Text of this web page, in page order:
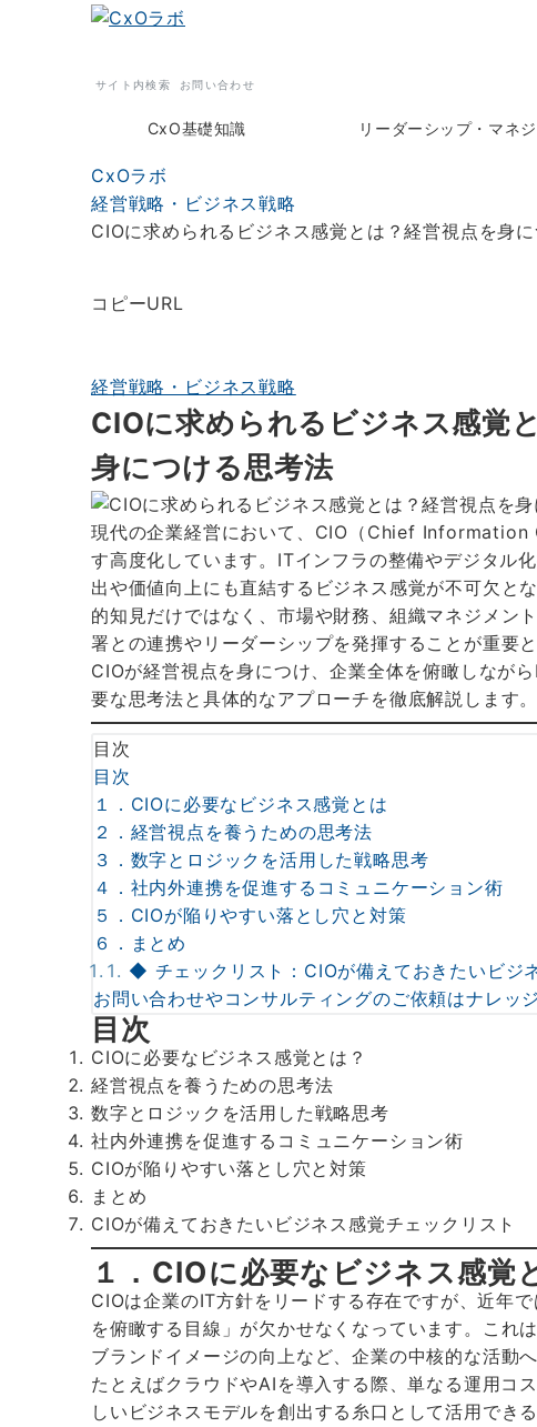
サイト内検索 お問い合わせ
CxO基礎知識 リーダーシップ・マネ
CxOラボ
経営戦略・ビジネス戦略
CIOに求められるビジネス感覚とは？経営視点を身
コピーURL
経営戦略・ビジネス戦略
CIOに求められるビジネス感覚
身につける思考法
現代の企業経営において、CIO（Chief Information
す高度化しています。ITインフラの整備やデジタル
出や価値向上にも直結するビジネス感覚が不可欠と
的知見だけではなく、市場や財務、組織マネジメン
署との連携やリーダーシップを発揮することが重要
CIOが経営視点を身につけ、企業全体を俯瞰しなが
要な思考法と具体的なアプローチを徹底解説します。
目次
目次
１．CIOに必要なビジネス感覚とは
２．経営視点を養うための思考法
３．数字とロジックを活用した戦略思考
４．社内外連携を促進するコミュニケーション術
５．CIOが陥りやすい落とし穴と対策
６．まとめ
◆ チェックリスト：CIOが備えておきたいビジ
お問い合わせやコンサルティングのご依頼はナレッ
目次
CIOに必要なビジネス感覚とは？
経営視点を養うための思考法
数字とロジックを活用した戦略思考
社内外連携を促進するコミュニケーション術
CIOが陥りやすい落とし穴と対策
まとめ
CIOが備えておきたいビジネス感覚チェックリスト
１．CIOに必要なビジネス感覚
CIOは企業のIT方針をリードする存在ですが、近年
を俯瞰する目線」が欠かせなくなっています。これ
ブランドイメージの向上など、企業の中核的な活動
たとえばクラウドやAIを導入する際、単なる運用コ
しいビジネスモデルを創出する糸口として活用でき